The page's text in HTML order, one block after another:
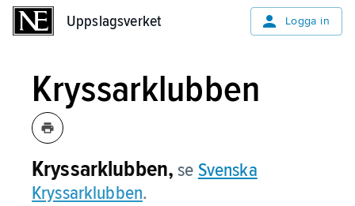
Uppslagsverket Logga in
Kryssarklubben
Kryssarklubben, se Svenska
Kryssarklubben.